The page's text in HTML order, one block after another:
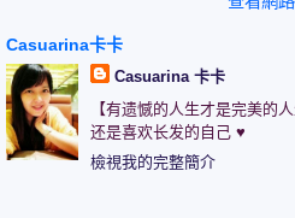
Casuarina卡卡
Casuarina 卡卡
【有遗憾的人生才是完美的
还是喜欢长发的自己 ♥
檢視我的完整簡介